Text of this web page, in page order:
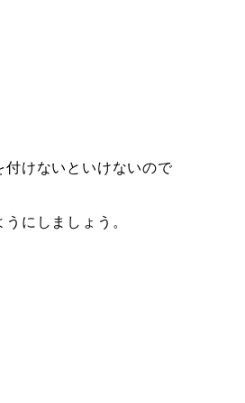
付けないといけないので
にしましょう。